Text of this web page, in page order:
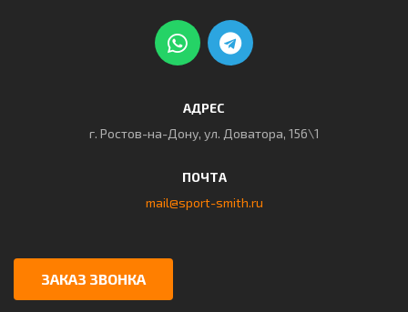
АДРЕС
г. Ростов-на-Дону, ул. Доватора, 156\1
ПОЧТА
mail@sport-smith.ru
ЗАКАЗ ЗВОНКА